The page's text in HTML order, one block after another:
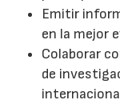
Emitir
en la mejor
Colaborar
de